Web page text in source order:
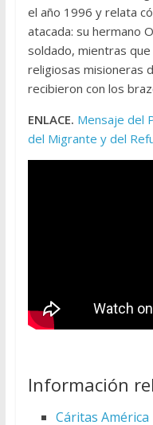
el año 1996 y relata
atacada: su hermano
soldado, mientras
religiosas misioneras
recibieron con los
ENLACE. Mensaje del
del Migrante y del
Información
Cáritas